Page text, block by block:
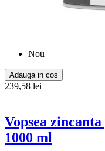
Nou
Adauga in cos
239,58 lei
Vopsea
1000 ml